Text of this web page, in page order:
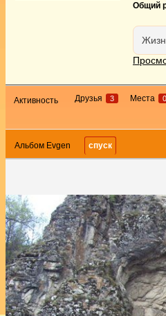
Общий
Активность Друзья 3 Места 0
Альбом Evgen спуск